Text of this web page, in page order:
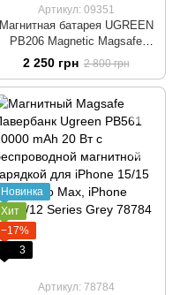
Артикул: 09351
Магнитная батарея UGREEN
PB206 Magnetic Magsafe
Powerbank 10 000mAh 20W
USB-C с складной подставкой
Беспроводной портативный
павербанк Белый
2 250 грн 2 800 грн
Новинка
Хит
−17%
3
Артикул: 78784